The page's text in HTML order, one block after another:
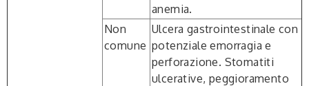
anemia.
Non
comune
Ulcera gastrointestinale con
potenziale emorragia e
perforazione. Stomatiti
ulcerative, peggioramento